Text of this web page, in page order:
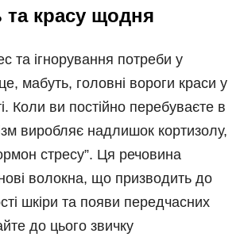
та красу щодня
та ігнорування потреби у
мабуть, головні вороги краси у
Коли ви постійно перебуваєте в
виробляє надлишок кортизолу,
стресу”. Ця речовина
волокна, що призводить до
шкіри та появи передчасних
до цього звичку